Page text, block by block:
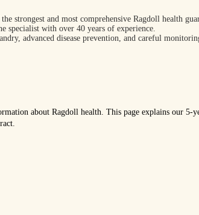
strongest and most comprehensive Ragdoll health
specialist with over 40 years of experience.
advanced disease prevention, and careful
about Ragdoll health. This page explains our